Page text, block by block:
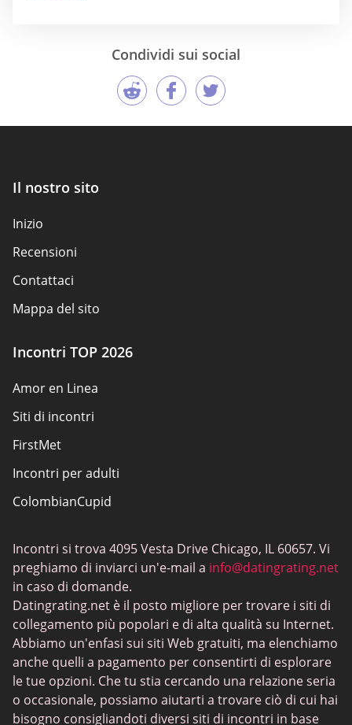
Condividi sui social
Il nostro sito
Inizio
Recensioni
Contattaci
Mappa del sito
Incontri TOP 2026
Amor en Linea
Siti di incontri
FirstMet
Incontri per adulti
ColombianCupid
MeetMindful
Incontri BDSM
BBPeopleMeet
Siti Sugar Daddy
JPeopleMeet
Incontri trans
Incontri si trova 4095 Vesta Drive Chicago, IL 60657. Vi
preghiamo di inviarci un'e-mail a info@datingrating.net
in caso di domande.
Datingrating.net è il posto migliore per trovare i siti di
collegamento più popolari e di alta qualità su Internet.
Abbiamo un'enfasi sui siti Web gratuiti, ma elenchiamo
anche quelli a pagamento per consentirti di esplorare
le tue opzioni. Che tu stia cercando una relazione seria
o occasionale, possiamo aiutarti a trovare ciò di cui hai
bisogno consigliandoti diversi siti di incontri in base